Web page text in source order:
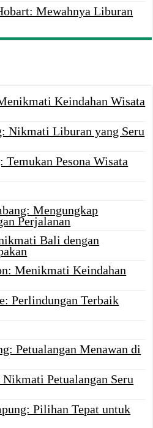
Mewahnya Liburan
Keindahan Wisata
Nikmati Liburan yang Seru
Temukan Pesona Wisata
Mengungkap
Perjalanan
Bali dengan
Menikmati Keindahan
Perlindungan Terbaik
Petualangan Menawan di
Petualangan Seru
Pilihan Tepat untuk